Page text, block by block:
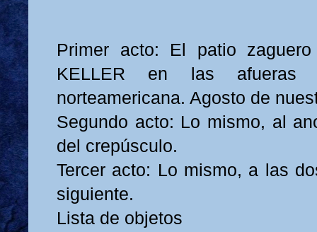
Primer acto: El patio
KELLER en las afueras
norteamericana. Agosto de
Segundo acto: Lo mismo, al
del crepúsculo.
Tercer acto: Lo mismo, a las
siguiente.
Lista de objetos